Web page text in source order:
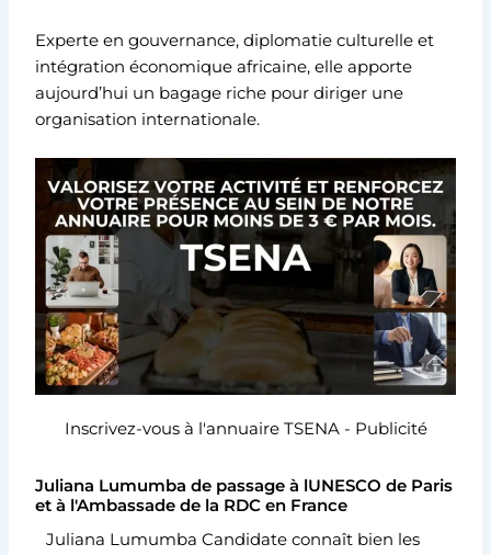
Experte en gouvernance, diplomatie culturelle et
intégration économique africaine, elle apporte
aujourd’hui un bagage riche pour diriger une
organisation internationale.
Inscrivez-vous à l'annuaire TSENA - Publicité
Juliana Lumumba de passage à lUNESCO de Paris
et à l'Ambassade de la RDC en France
Juliana Lumumba Candidate connaît bien les